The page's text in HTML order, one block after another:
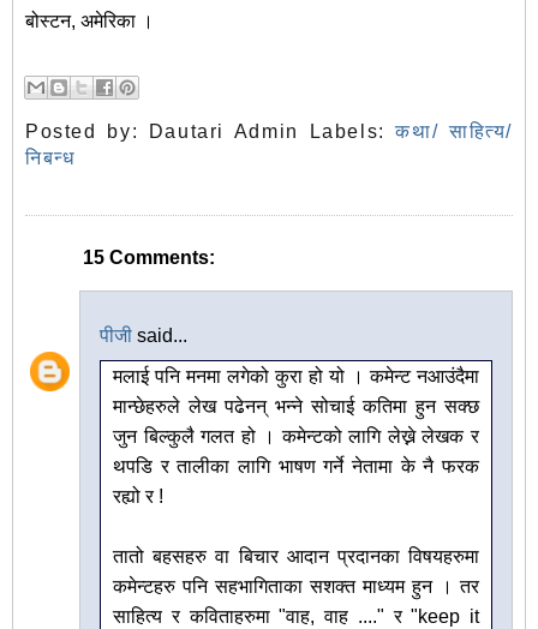
बोस्टन, अमेरिका ।
Posted by: Dautari Admin Labels:कथा/ साहित्य/
निबन्ध
15 Comments:
पीजी said...
मलाई पनि मनमा लगेको कुरा हो यो । कमेन्ट नआउंदैमा
मान्छेहरुले लेख पढेनन् भन्ने सोचाई कतिमा हुन सक्छ
जुन बिल्कुलै गलत हो । कमेन्टको लागि लेख्ने लेखक र
थपडि र तालीका लागि भाषण गर्ने नेतामा के नै फरक
रह्यो र !
तातो बहसहरु वा बिचार आदान प्रदानका विषयहरुमा
कमेन्टहरु पनि सहभागिताका सशक्त माध्यम हुन । तर
साहित्य र कविताहरुमा "वाह, वाह ...." र "keep it